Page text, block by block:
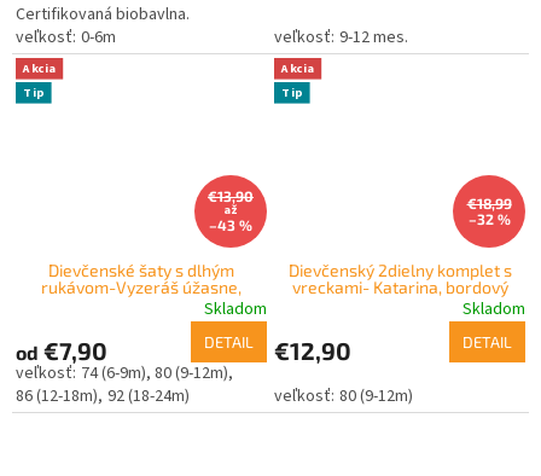
Certifikovaná biobavlna.
0-6m
9-12 mes.
Akcia
Tip
€13,90
až
–43 %
Dievčenské šaty s dlhým
rukávom-Vyzeráš úžasne,
červené
Skladom
od €7,90 DETAIL
74 (6-9m) 80 (9-12m)
86 (12-18m) 92 (18-24m)
Akcia
Tip
€18,99
–32 %
Dievčenský 2dielny komplet s
vreckami- Katarina, bordový
Skladom
€12,90 DETAIL
80 (9-12m)